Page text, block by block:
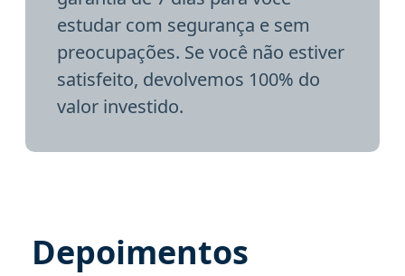
estudar com segurança e sem
preocupações. Se você não estiver
satisfeito, devolvemos 100% do
valor investido.
Depoimentos